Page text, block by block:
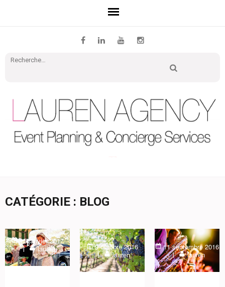
CATÉGORIE : BLOG
15 janvier 2017
lauren
9 octobre 2016
lauren
11 septembre 2016
lauren